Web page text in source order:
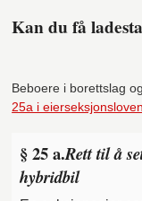
Kan du få
Beboere i borettslag
25a i eierseksjonsloven
§ 25 a.Rett til å
hybridbil